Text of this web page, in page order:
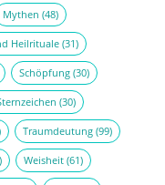
Mythen (48)
Heilrituale(31)
Schöpfung(30)
(30)
Traumdeutung(99)
Weisheit(61)